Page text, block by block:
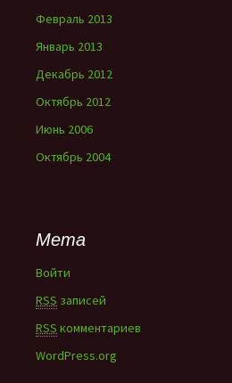
Февраль 2013
Январь 2013
Декабрь 2012
Октябрь 2012
Июнь 2006
Октябрь 2004
Мета
Войти
RSS записей
RSS комментариев
WordPress.org